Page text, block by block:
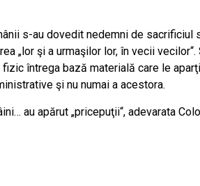
s-au dovedit nedemni de sacrificiul
„lor şi a urmaşilor lor, în vecii
întrega bază materială care le
şi nu numai a acestora.
au apărut „pricepuţii“, adevarata